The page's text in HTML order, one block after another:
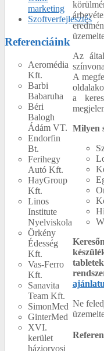
Az
A
a
Milyen
Ne
marketing
Szoftverfejlesztés
Referenciáink
Aeromédia
Kft.
Barbi
Babaruha
Béri
Balogh
Ádám VT.
Endorfin
Bt.
Ferihegy
Autó Kft.
HayGroup
Kft.
Linos
Institute
Nyelviskola
Örkény
Édesség
Kft.
Vas-Ferro
Kft.
Sanavita
Team Kft.
SimonMed
GinterMed
XVI.
kerület
háziorvosi